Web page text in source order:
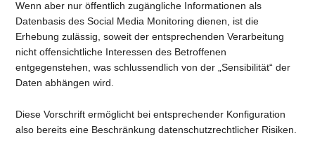
Wenn aber nur öffentlich zugängliche Informationen als
Datenbasis des Social Media Monitoring dienen, ist die
Erhebung zulässig, soweit der entsprechenden Verarbeitung
nicht offensichtliche Interessen des Betroffenen
entgegenstehen, was schlussendlich von der „Sensibilität“ der
Daten abhängen wird.
Diese Vorschrift ermöglicht bei entsprechender Konfiguration
also bereits eine Beschränkung datenschutzrechtlicher Risiken.